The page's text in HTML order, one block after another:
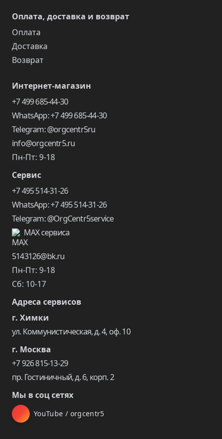
Оплата, доставка и возврат
Оплата
Доставка
Возврат
Интернет-магазин
+7 499 685-44-30
WhatsApp: +7 499 685-44-30
Telegram: @orgcentr5ru
info@orgcentr5.ru
Пн-Пт: 9-18
Сервис
+7 495 514-31-26
WhatsApp: +7 495 514-31-26
Telegram: @OrgCentr5service
MAX сервиса
5143126@bk.ru
Пн-Пт: 9-18
Сб: 10-17
Адреса сервисов
г. Химки
ул. Коммунистическая, д. 4, оф. 10
г. Москва
+7 926 815-13-29
пр. Гостиничный, д. 6, корп. 2
Мы в соц сетях
YouTube / orgcentr5